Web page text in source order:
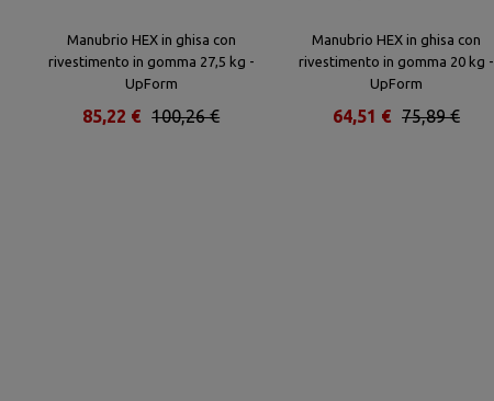
Manubrio HEX in ghisa con
rivestimento in gomma 27,5 kg -
UpForm
100,26 €
85,22 €
Manubrio HEX in ghisa con
rivestimento in gomma 20 kg -
UpForm
75,89 €
64,51 €